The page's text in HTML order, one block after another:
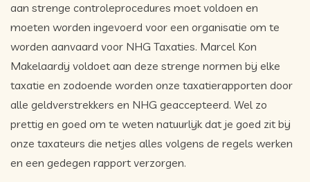
aan strenge controleprocedures moet voldoen en
moeten worden ingevoerd voor een organisatie om te
worden aanvaard voor NHG Taxaties. Marcel Kon
Makelaardij voldoet aan deze strenge normen bij elke
taxatie en zodoende worden onze taxatierapporten door
alle geldverstrekkers en NHG geaccepteerd. Wel zo
prettig en goed om te weten natuurlijk dat je goed zit bij
onze taxateurs die netjes alles volgens de regels werken
en een gedegen rapport verzorgen.